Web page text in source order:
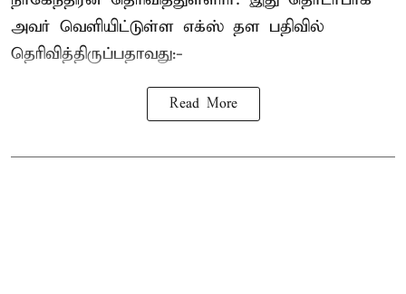
அவர் வெளியிட்டுள்ள எக்ஸ் தள பதிவில்
தெரிவித்திருப்பதாவது:-
Read More